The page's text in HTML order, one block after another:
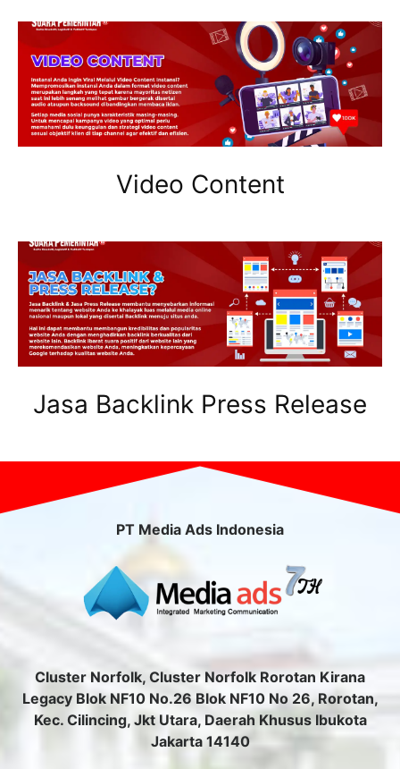
Video Content
Jasa Backlink Press Release
PT Media Ads Indonesia
Cluster Norfolk, Cluster Norfolk Rorotan Kirana
Legacy Blok NF10 No.26 Blok NF10 No 26, Rorotan,
Kec. Cilincing, Jkt Utara, Daerah Khusus Ibukota
Jakarta 14140